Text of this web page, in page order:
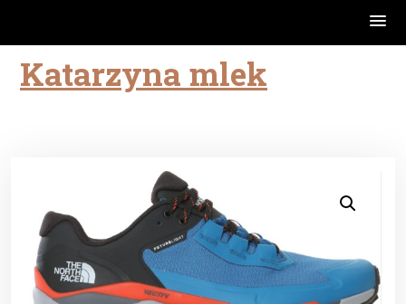
SkipKatarzyna mlek